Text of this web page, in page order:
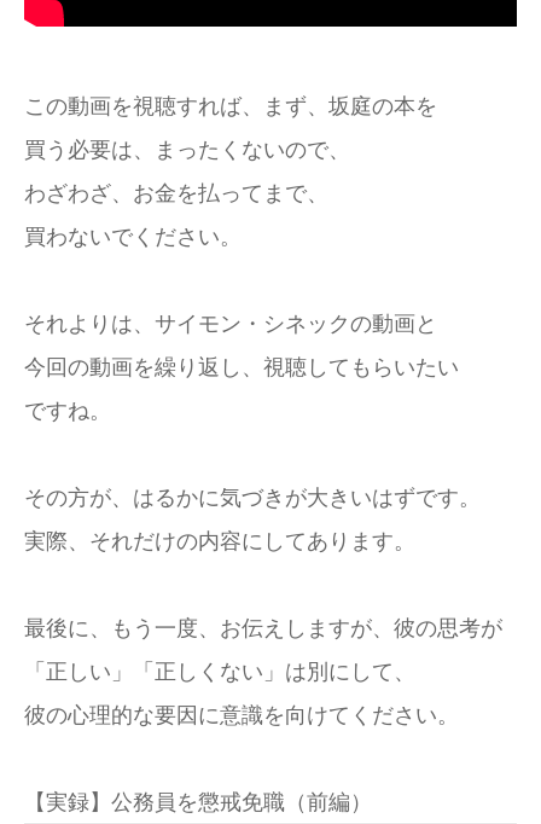
この動画を視聴すれば、まず、坂庭の本を
買う必要は、まったくないので、
わざわざ、お金を払ってまで、
買わないでください。
それよりは、サイモン・シネックの動画と
今回の動画を繰り返し、視聴してもらいたい
ですね。
その方が、はるかに気づきが大きいはずです。
実際、それだけの内容にしてあります。
最後に、もう一度、お伝えしますが、彼の思考が
「正しい」「正しくない」は別にして、
彼の心理的な要因に意識を向けてください。
【実録】公務員を懲戒免職（前編）